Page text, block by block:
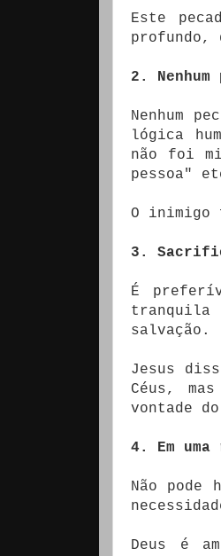
Este
profundo,
2.
Nenhum
lógica
não foi
pessoa"
O inimigo
3.
É
tranquila
salvação.
Jesus
Céus,
vontade
4. Em
Não pode
Deus é